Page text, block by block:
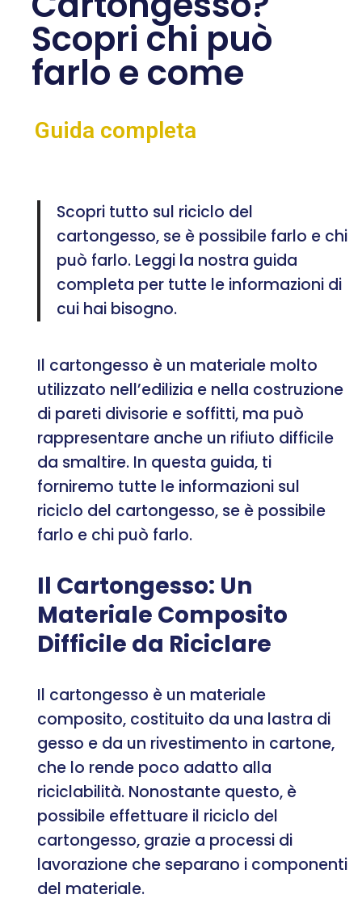
Scopri chi può
farlo e come
Guida completa
Scopri tutto sul riciclo del
cartongesso, se è possibile farlo e chi
può farlo. Leggi la nostra guida
completa per tutte le informazioni di
cui hai bisogno.
Il cartongesso è un materiale molto
utilizzato nell’edilizia e nella costruzione
di pareti divisorie e soffitti, ma può
rappresentare anche un rifiuto difficile
da smaltire. In questa guida, ti
forniremo tutte le informazioni sul
riciclo del cartongesso, se è possibile
farlo e chi può farlo.
Il Cartongesso: Un
Materiale Composito
Difficile da Riciclare
Il cartongesso è un materiale
composito, costituito da una lastra di
gesso e da un rivestimento in cartone,
che lo rende poco adatto alla
riciclabilità. Nonostante questo, è
possibile effettuare il riciclo del
cartongesso, grazie a processi di
lavorazione che separano i componenti
del materiale.